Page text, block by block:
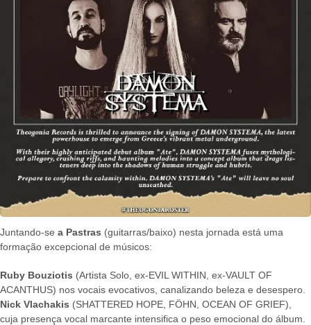
Juntando-se a Pastras (guitarras/baixo) nesta jornada está uma
formação excepcional de músicos:
Ruby Bouziotis (Artista Solo, ex-EVIL WITHIN, ex-VAULT OF
ACANTHUS) nos vocais evocativos, canalizando beleza e desespero.
Nick Vlachakis (SHATTERED HOPE, FÖHN, OCEAN OF GRIEF),
cuja presença vocal marcante intensifica o peso emocional do álbum.